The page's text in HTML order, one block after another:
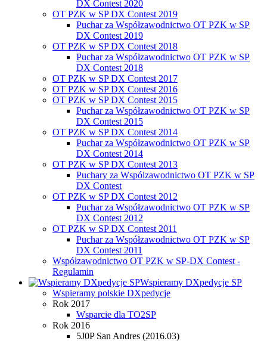
DX Contest 2020
OT PZK w SP DX Contest 2019
Puchar za Współzawodnictwo OT PZK w SP
DX Contest 2019
OT PZK w SP DX Contest 2018
Puchar za Współzawodnictwo OT PZK w SP
DX Contest 2018
OT PZK w SP DX Contest 2017
OT PZK w SP DX Contest 2016
OT PZK w SP DX Contest 2015
Puchar za Współzawodnictwo OT PZK w SP
DX Contest 2015
OT PZK w SP DX Contest 2014
Puchar za Współzawodnictwo OT PZK w SP
DX Contest 2014
OT PZK w SP DX Contest 2013
Puchary za Wspólzawodnictwo OT PZK w SP
DX Contest
OT PZK w SP DX Contest 2012
Puchar za Współzawodnictwo OT PZK w SP
DX Contest 2012
OT PZK w SP DX Contest 2011
Puchar za Współzawodnictwo OT PZK w SP
DX Contest 2011
Współzawodnictwo OT PZK w SP-DX Contest -
Regulamin
Wspieramy DXpedycje SP
Wspieramy polskie DXpedycje
Rok 2017
Wsparcie dla TO2SP
Rok 2016
5J0P San Andres (2016.03)